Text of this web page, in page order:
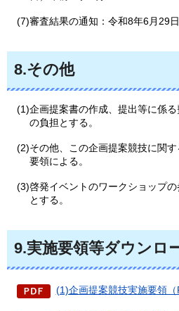
(7)審査結果の通知：令和8年6月29
8.その他
(1)企画提案書の作成、提出等に係
の負担とする。
(2)その他、この企画提案競技に関
要領による。
(3)啓発イベントのワークショップ
とする。
9.実施要領等ダウンロ
(1)企画提案競技実施要領（